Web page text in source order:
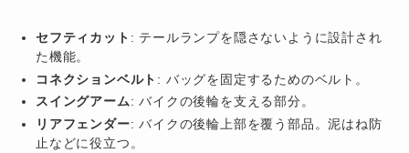
セフティカット : テールランプを隠さないように設計され
た機能。
コネクションベルト : バッグを固定するためのベルト。
スイングアーム: バイクの後輪を支える部分。
リアフェンダー: バイクの後輪上部を覆う部品。泥はね防
止などに役立つ。